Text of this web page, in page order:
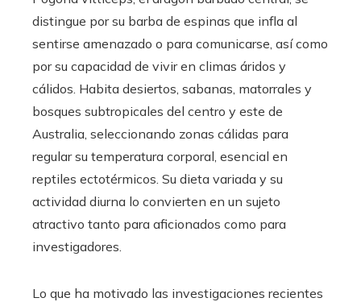
distingue por su barba de espinas que infla al
sentirse amenazado o para comunicarse, así como
por su capacidad de vivir en climas áridos y
cálidos. Habita desiertos, sabanas, matorrales y
bosques subtropicales del centro y este de
Australia, seleccionando zonas cálidas para
regular su temperatura corporal, esencial en
reptiles ectotérmicos. Su dieta variada y su
actividad diurna lo convierten en un sujeto
atractivo tanto para aficionados como para
investigadores.
Lo que ha motivado las investigaciones recientes